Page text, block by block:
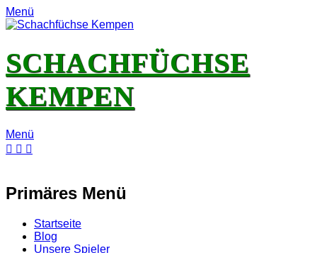
Menü
SCHACHFÜCHSE
KEMPEN
Menü
E-
FeedYouTube
Primäres Menü
Zum
Inhalt
springen
Startseite
Blog
Unsere Spieler